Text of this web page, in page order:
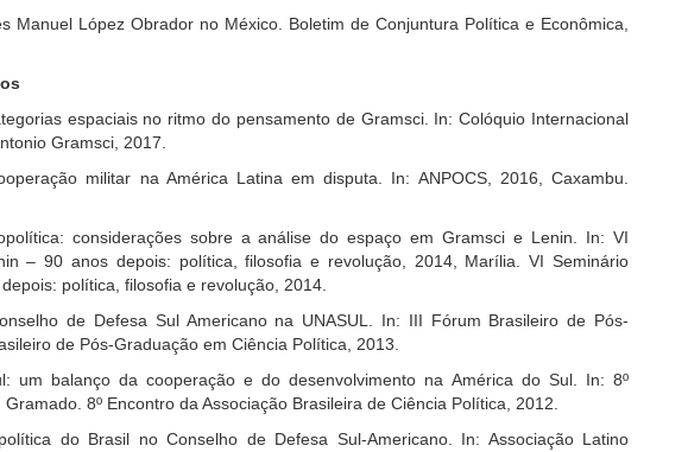
Manuel López Obrador no México. Boletim de Conjuntura Política e Econômica,
espaciais no ritmo do pensamento de Gramsci. In: Colóquio Internacional
Gramsci, 2017.
militar na América Latina em disputa. In: ANPOCS, 2016, Caxambu.
considerações sobre a análise do espaço em Gramsci e Lenin. In: VI
– 90 anos depois: política, filosofia e revolução, 2014, Marília. VI Seminário
política, filosofia e revolução, 2014.
de Defesa Sul Americano na UNASUL. In: III Fórum Brasileiro de Pós-
de Pós-Graduação em Ciência Política, 2013.
um balanço da cooperação e do desenvolvimento na América do Sul. In: 8º
8º Encontro da Associação Brasileira de Ciência Política, 2012.
do Brasil no Conselho de Defesa Sul-Americano. In: Associação Latino